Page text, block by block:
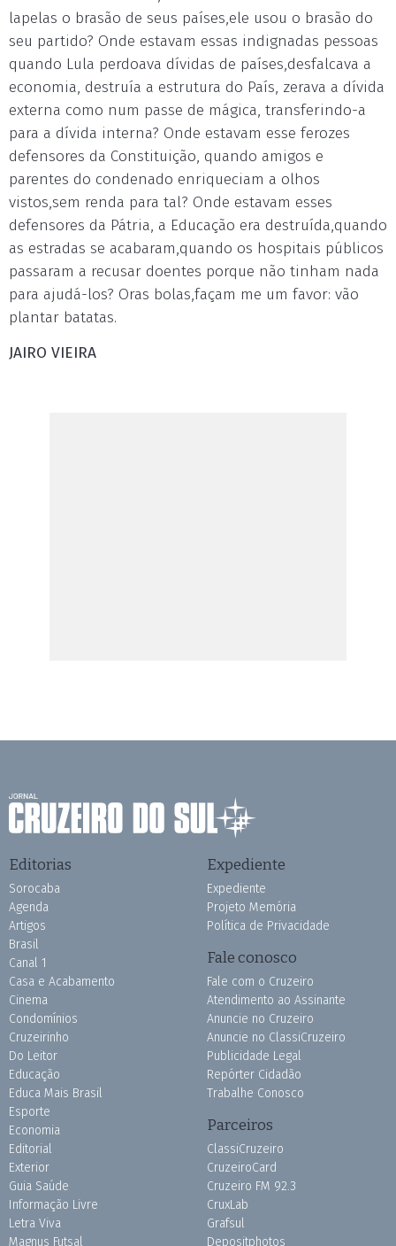
lapelas o brasão de seus países,ele usou o brasão do
seu partido? Onde estavam essas indignadas pessoas
quando Lula perdoava dívidas de países,desfalcava a
economia, destruía a estrutura do País, zerava a dívida
externa como num passe de mágica, transferindo-a
para a dívida interna? Onde estavam esse ferozes
defensores da Constituição, quando amigos e
parentes do condenado enriqueciam a olhos
vistos,sem renda para tal? Onde estavam esses
defensores da Pátria, a Educação era destruída,quando
as estradas se acabaram,quando os hospitais públicos
passaram a recusar doentes porque não tinham nada
para ajudá-los? Oras bolas,façam me um favor: vão
plantar batatas.
JAIRO VIEIRA
Editorias
Sorocaba
Agenda
Artigos
Brasil
Canal 1
Casa e Acabamento
Cinema
Condomínios
Cruzeirinho
Do Leitor
Educação
Educa Mais Brasil
Esporte
Economia
Editorial
Exterior
Guia Saúde
Informação Livre
Letra Viva
Magnus Futsal
Expediente
Expediente
Projeto Memória
Política de Privacidade
Fale conosco
Fale com o Cruzeiro
Atendimento ao Assinante
Anuncie no Cruzeiro
Anuncie no ClassiCruzeiro
Publicidade Legal
Repórter Cidadão
Trabalhe Conosco
Parceiros
ClassiCruzeiro
CruzeiroCard
Cruzeiro FM 92.3
CruxLab
Grafsul
Depositphotos